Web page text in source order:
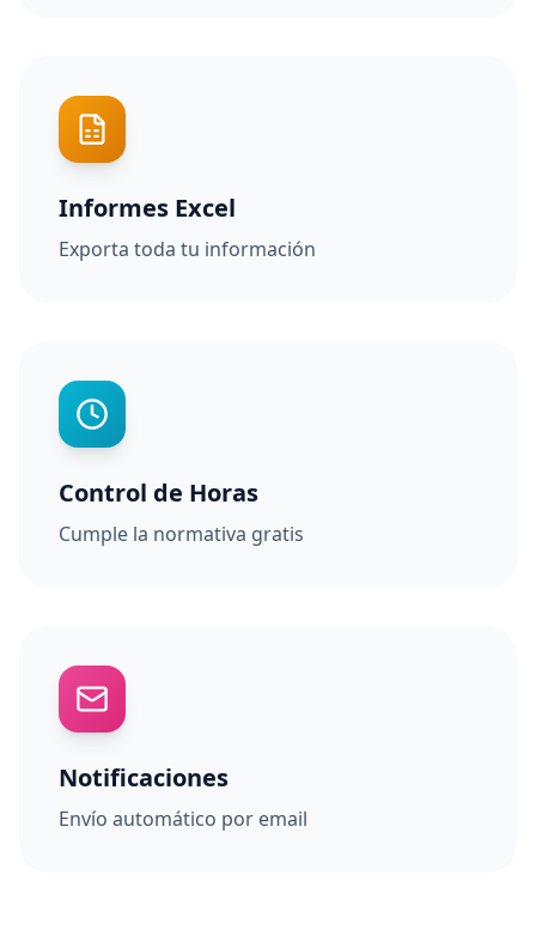
Informes Excel
Exporta toda tu información
Control de Horas
Cumple la normativa gratis
Notificaciones
Envío automático por email